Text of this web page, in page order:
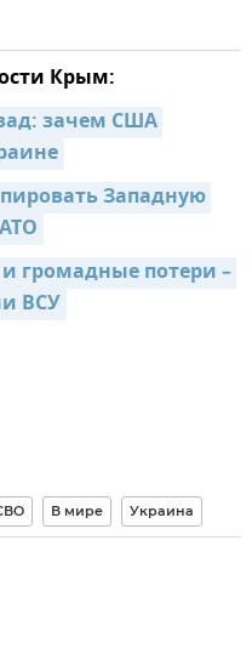
Крым:
зачем США
Западную
громадные потери –
ВСУ
В мире Украина